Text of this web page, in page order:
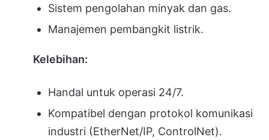
Sistem pengolahan minyak dan gas.
Manajemen pembangkit listrik.
Kelebihan:
Handal untuk operasi 24/7.
Kompatibel dengan protokol komunikasi
industri (EtherNet/IP, ControlNet).